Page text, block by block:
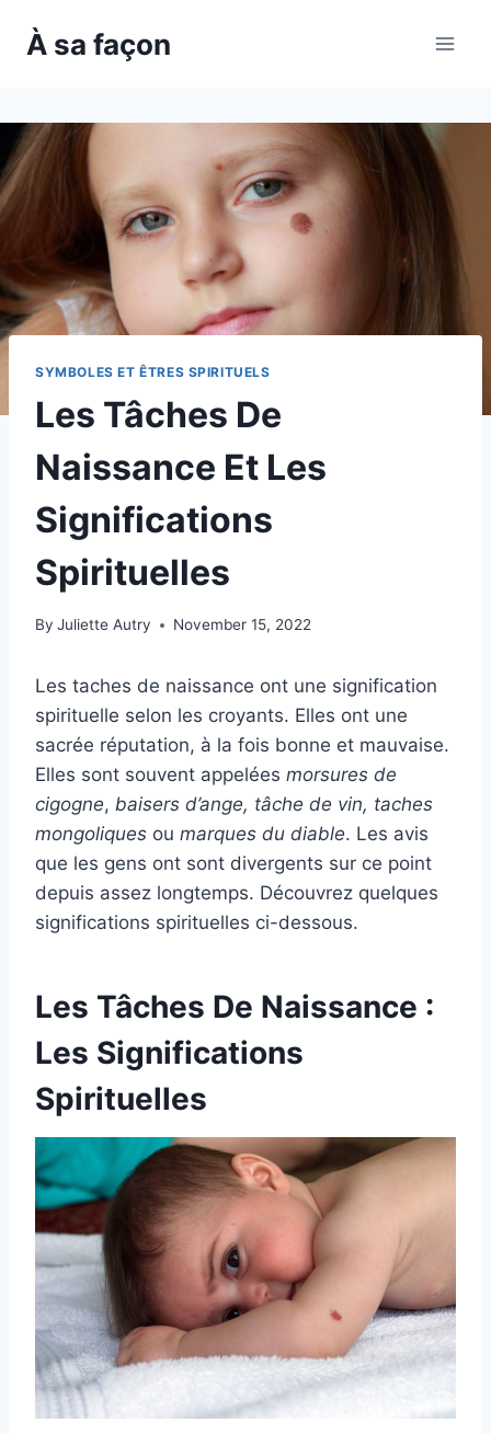
À sa façon
SYMBOLES ET ÊTRES SPIRITUELS
Les Tâches De
Naissance Et Les
Significations
Spirituelles
By Juliette Autry November 15, 2022
Les taches de naissance ont une signification
spirituelle selon les croyants. Elles ont une
sacrée réputation, à la fois bonne et mauvaise.
Elles sont souvent appelées morsures de
cigogne, baisers d’ange, tâche de vin, taches
mongoliques ou marques du diable. Les avis
que les gens ont sont divergents sur ce point
depuis assez longtemps. Découvrez quelques
significations spirituelles ci-dessous.
Les Tâches De Naissance :
Les Significations
Spirituelles